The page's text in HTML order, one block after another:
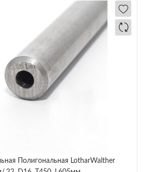
Полигональная LotharWalther